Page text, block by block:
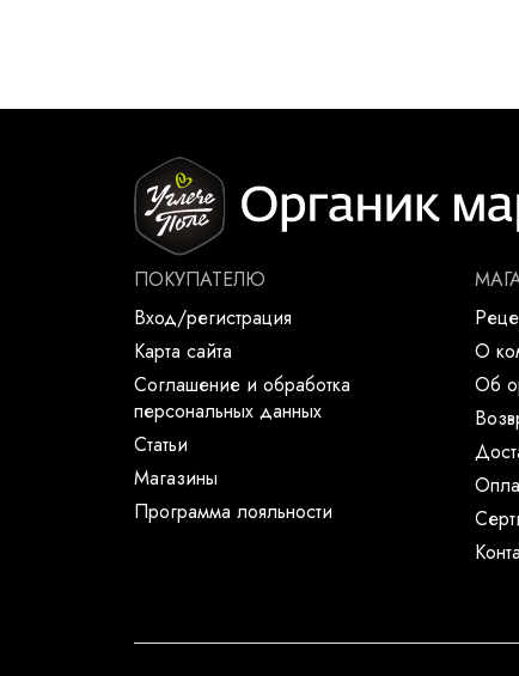
ПОКУПАТЕЛЮ
Вход/регистрация
Карта сайта
Соглашение и обработка
персональных данных
Статьи
Магазины
Программа лояльности
О
Об